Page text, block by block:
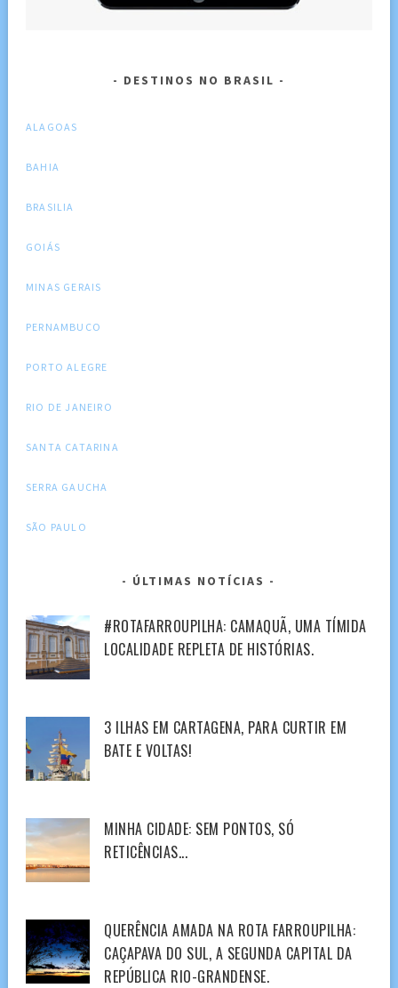
DESTINOS NO BRASIL
ALAGOAS
BAHIA
BRASILIA
GOIÁS
MINAS GERAIS
PERNAMBUCO
PORTO ALEGRE
RIO DE JANEIRO
SANTA CATARINA
SERRA GAUCHA
SÃO PAULO
ÚLTIMAS NOTÍCIAS
#ROTAFARROUPILHA: CAMAQUÃ, UMA TÍMIDA
LOCALIDADE REPLETA DE HISTÓRIAS.
3 ILHAS EM CARTAGENA, PARA CURTIR EM
BATE E VOLTAS!
MINHA CIDADE: SEM PONTOS, SÓ
RETICÊNCIAS...
QUERÊNCIA AMADA NA ROTA FARROUPILHA:
CAÇAPAVA DO SUL, A SEGUNDA CAPITAL DA
REPÚBLICA RIO-GRANDENSE.